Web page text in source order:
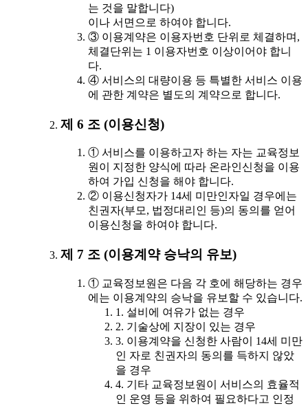
는 것을 말합니다)
이나 서면으로 하여야 합니다.
③ 이용계약은 이용자번호 단위로 체결하며,
체결단위는 1 이용자번호 이상이어야 합니
다.
④ 서비스의 대량이용 등 특별한 서비스 이용
에 관한 계약은 별도의 계약으로 합니다.
제 6 조 (이용신청)
① 서비스를 이용하고자 하는 자는 교육정보
원이 지정한 양식에 따라 온라인신청을 이용
하여 가입 신청을 해야 합니다.
② 이용신청자가 14세 미만인자일 경우에는
친권자(부모, 법정대리인 등)의 동의를 얻어
이용신청을 하여야 합니다.
제 7 조 (이용계약 승낙의 유보)
① 교육정보원은 다음 각 호에 해당하는 경우
에는 이용계약의 승낙을 유보할 수 있습니다.
1. 설비에 여유가 없는 경우
2. 기술상에 지장이 있는 경우
3. 이용계약을 신청한 사람이 14세 미만
인 자로 친권자의 동의를 득하지 않았
을 경우
4. 기타 교육정보원이 서비스의 효율적
인 운영 등을 위하여 필요하다고 인정